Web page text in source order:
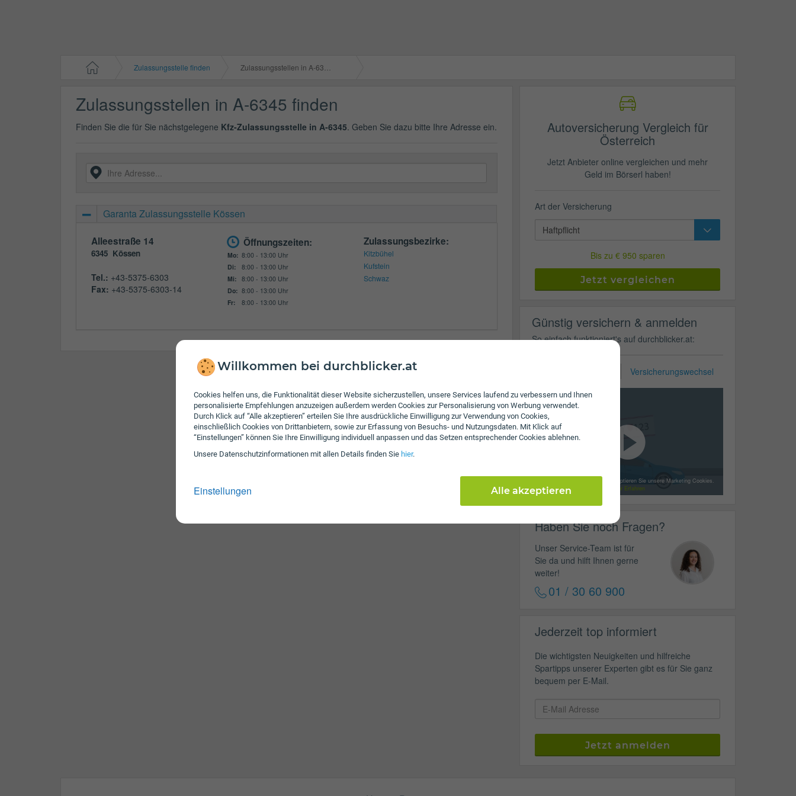
Willkommen bei durchblicker.at
Cookies helfen uns, die Funktionalität dieser Website sicherzustellen, unsere Services laufend zu verbessern und Ihnen
personalisierte Empfehlungen anzuzeigen außerdem werden Cookies zur Personalisierung von Werbung verwendet.
Durch Klick auf “Alle akzeptieren” erteilen Sie Ihre ausdrückliche Einwilligung zur Verwendung von Cookies,
einschließlich Cookies von Drittanbietern, sowie zur Erfassung von Besuchs- und Nutzungsdaten. Mit Klick auf
“Einstellungen” können Sie Ihre Einwilligung individuell anpassen und das Setzen entsprechender Cookies ablehnen.
Unsere Daten­schutz­informationen mit allen Details finden Sie hier.
Einstellungen Alle akzeptieren
Zulassungsstelle finden Zulassungsstellen in A-6345
Zulassungsstellen in A-6345 finden
Finden Sie die für Sie nächstgelegene Kfz-Zulassungsstelle in A-6345. Geben Sie dazu bitte Ihre Adresse ein.
Garanta Zulassungsstelle Kössen
Alleestraße 14
6345 Kössen
Tel.: +43-5375-6303
Fax: +43-5375-6303-14
Öffnungszeiten:
Mo: 8:00 - 13:00 Uhr
Di:
8:00 - 13:00 Uhr
Mi: 8:00 - 13:00 Uhr
Do: 8:00 - 13:00 Uhr
Fr:
8:00 - 13:00 Uhr
Zulassungsbezirke:
Kitzbühel
Kufstein
Schwaz
Autoversicherung Vergleich für
Österreich
Jetzt Anbieter online vergleichen und mehr
Geld im Börserl haben!
Art der Versicherung
Bis zu € 950 sparen
Jetzt vergleichen
Günstig versichern & anmelden
So einfach funktioniert's auf durchblicker.at:
Versicherungswechsel
Mit dem Laden des Videos akzeptieren Sie unsere Marketing Cookies.
Mehr Erfahren
Haben Sie noch Fragen?
Unser Service-Team ist für
Sie da und hilft Ihnen gerne
weiter!
01 / 30 60 900
Jederzeit top informiert
Die wichtigsten Neuigkeiten und hilfreiche
Spartipps unserer Experten gibt es für Sie ganz
bequem per E-Mail.
Jetzt anmelden